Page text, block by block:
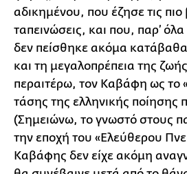
αδικημένου, που έζησε τις πιο
ταπεινώσεις, και που, παρ’
δεν πείσθηκε ακόμα
και τη μεγαλοπρέπεια της
περαιτέρω, τον Καβάφη ως το
τάσης της ελληνικής ποίησης
(Σημειώνω, το γνωστό στους
την εποχή του «Ελεύθερου
Καβάφης δεν είχε ακόμη